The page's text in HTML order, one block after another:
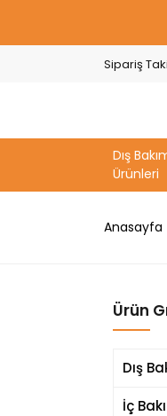
Sipariş
Dış
Ürünleri
Anasayfa
Ürün
Dış
İç